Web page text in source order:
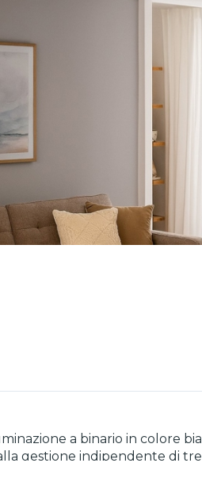
a binario in colore
gestione indipendente di
lo rende ideale per